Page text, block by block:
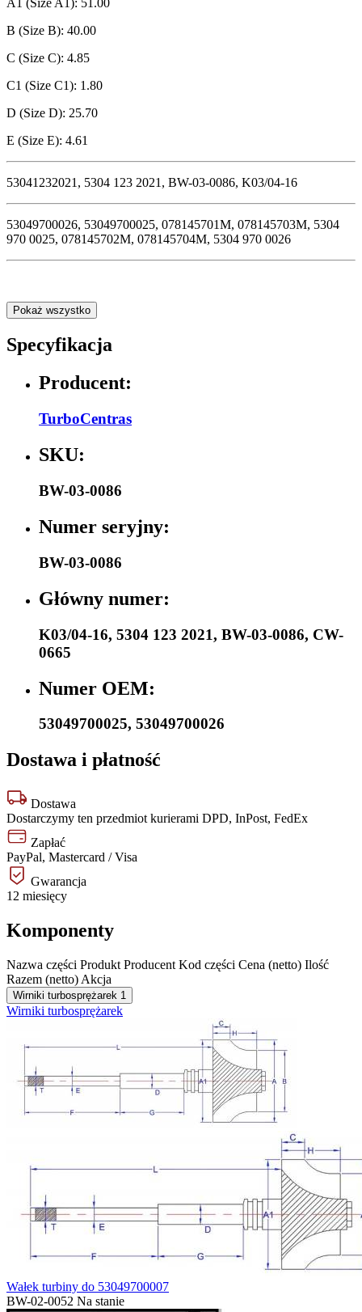
B (Size B): 40.00
C (Size C): 4.85
C1 (Size C1): 1.80
D (Size D): 25.70
E (Size E): 4.61
53041232021, 5304 123 2021, BW-03-0086, K03/04-16
53049700026, 53049700025, 078145701M, 078145703M, 5304
970 0025, 078145702M, 078145704M, 5304 970 0026
Pokaż wszystko
Specyfikacja
Producent:
TurboCentras
SKU:
BW-03-0086
Numer seryjny:
BW-03-0086
Główny numer:
K03/04-16, 5304 123 2021, BW-03-0086, CW-
0665
Numer OEM:
53049700025, 53049700026
Dostawa i płatność
Dostawa
Dostarczymy ten przedmiot kurierami DPD, InPost, FedEx
Zapłać
PayPal, Mastercard / Visa
Gwarancja
12 miesięcy
Komponenty
Nazwa części Produkt Producent Kod części Cena (netto) Ilość
Razem (netto) Akcja
Wirniki turbosprężarek 1
Wirniki turbosprężarek
Wałek turbiny do 53049700007
BW-02-0052 Na stanie